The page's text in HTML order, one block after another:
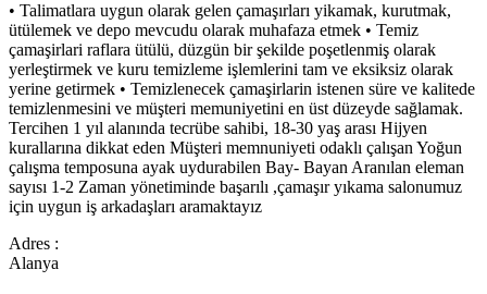
• Talimatlara uygun olarak gelen çamaşırları yikamak, kurutmak,
ütülemek ve depo mevcudu olarak muhafaza etmek • Temiz
çamaşirlari raflara ütülü, düzgün bir şekilde poşetlenmiş olarak
yerleştirmek ve kuru temizleme işlemlerini tam ve eksiksiz olarak
yerine getirmek • Temizlenecek çamaşirlarin istenen süre ve kalitede
temizlenmesini ve müşteri memuniyetini en üst düzeyde sağlamak.
Tercihen 1 yıl alanında tecrübe sahibi, 18-30 yaş arası Hijyen
kurallarına dikkat eden Müşteri memnuniyeti odaklı çalışan Yoğun
çalışma temposuna ayak uydurabilen Bay- Bayan Aranılan eleman
sayısı 1-2 Zaman yönetiminde başarılı ,çamaşır yıkama salonumuz
için uygun iş arkadaşları aramaktayız
Adres :
Alanya